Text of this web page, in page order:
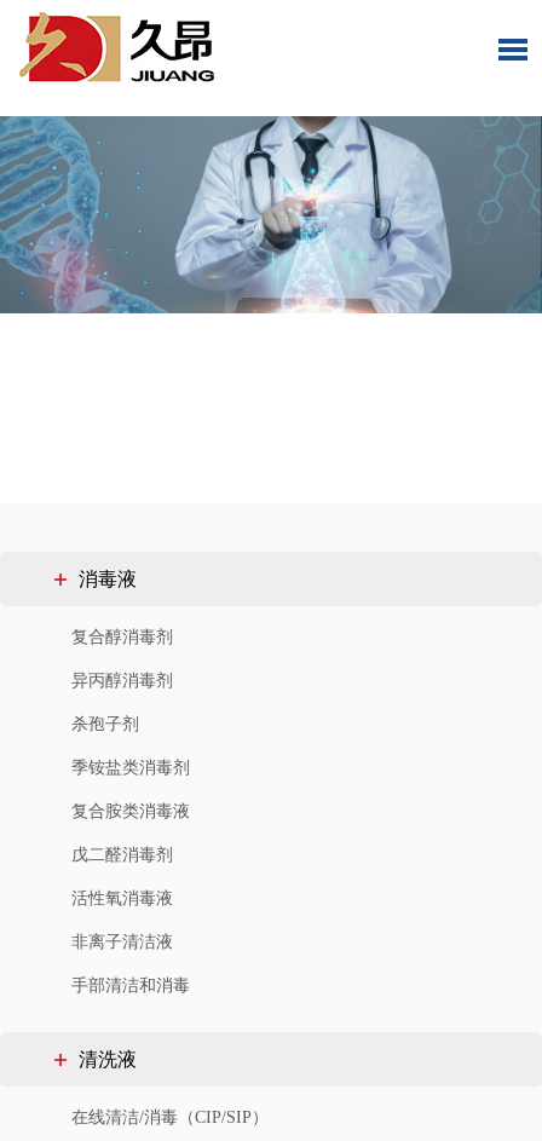
o-siteapp"/>
消毒液
复合醇消毒剂
异丙醇消毒剂
杀孢子剂
季铵盐类消毒剂
复合胺类消毒液
戊二醛消毒剂
活性氧消毒液
非离子清洁液
手部清洁和消毒
清洗液
在线清洁/消毒（CIP/SIP）